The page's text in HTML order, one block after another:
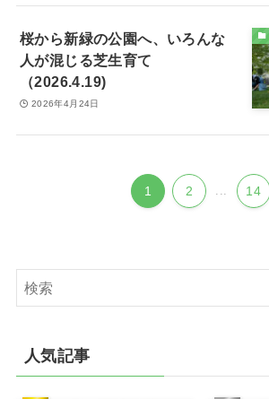
桜から新緑の公園へ、いろんな
人が混じる芝生育て
（2026.4.19)
2026年4月24日
1 2 14
人気記事